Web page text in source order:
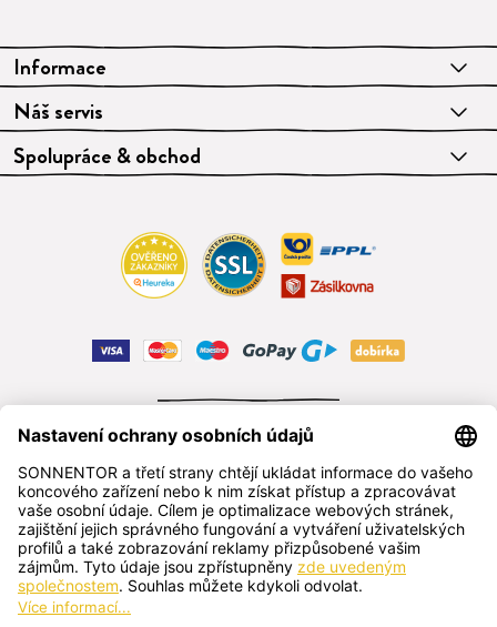
Informace
Náš servis
Spolupráce & obchod
čeština
SONNENTOR s.r.o.
Příhon 943, 696 15 Čejkovice, Česká republika
+420 518 362 687 sonnentor@sonnentor.cz